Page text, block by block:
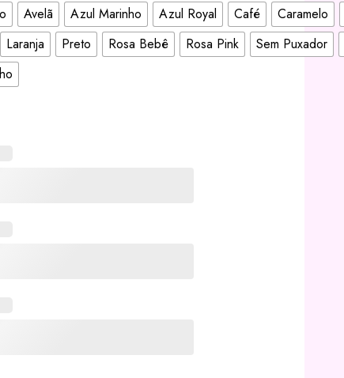
Avelã Azul Marinho Azul Royal Café
Caramelo
Laranja Preto Rosa Bebê Rosa Pink
Sem Puxador